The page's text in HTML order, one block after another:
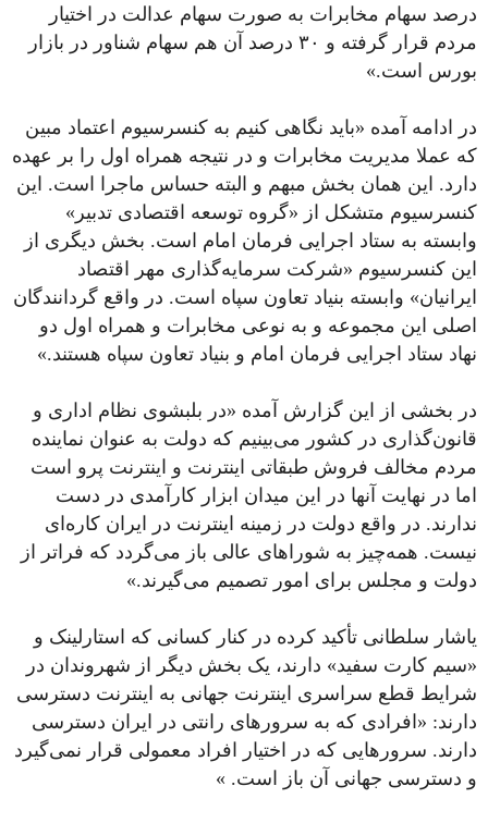
درصد سهام مخابرات به صورت سهام عدالت در اختیار
مردم قرار گرفته و ۳۰ درصد آن هم سهام شناور در بازار
بورس است.»
در ادامه آمده «باید نگاهی کنیم به کنسرسیوم اعتماد مبین
که عملا مدیریت مخابرات و در نتیجه همراه‌ اول را بر عهده
دارد. این همان بخش مبهم و البته حساس ماجرا است. این
کنسرسیوم متشکل از «گروه توسعه اقتصادی تدبیر»
وابسته به ستاد اجرایی فرمان امام است. بخش دیگری از
این کنسرسیوم «شرکت سرمایه‌گذاری مهر اقتصاد
ایرانیان» وابسته بنیاد تعاون سپاه است. در واقع گردانندگان
اصلی این مجموعه و به نوعی مخابرات و همراه اول دو
نهاد ستاد اجرایی فرمان امام و بنیاد تعاون سپاه هستند.»
در بخشی از این گزارش آمده «در بلبشوی نظام اداری و
قانون‌گذاری در کشور می‌بینیم که دولت به عنوان نماینده
مردم مخالف فروش طبقاتی اینترنت و اینترنت پرو است
اما در نهایت آنها در این میدان ابزار کارآمدی در دست
ندارند. در واقع دولت در زمینه اینترنت در ایران کاره‌ای
نیست. همه‌چیز به شوراهای عالی باز می‌گردد که فراتر از
دولت و مجلس برای امور تصمیم می‌گیرند.»
یاشار سلطانی تأکید کرده در کنار کسانی که استارلینک و
«سیم کارت سفید» دارند، یک بخش دیگر از شهروندان در
شرایط قطع سراسری اینترنت جهانی به اینترنت دسترسی
دارند:‌ «افرادی که به سرورهای رانتی در ایران دسترسی
دارند. سرورهایی که در اختیار افراد معمولی قرار نمی‌گیرد
و دسترسی جهانی آن باز است. »